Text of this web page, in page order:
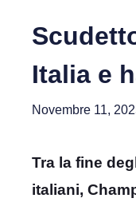
Italia e
Novembre 11,
Tra la fine
italiani,